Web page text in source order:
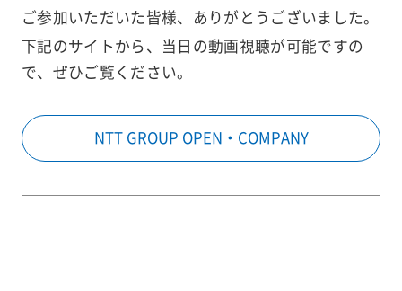
ご参加いただいた皆様、ありがとうございました。
下記のサイトから、当日の動画視聴が可能ですの
で、ぜひご覧ください。
NTT GROUP OPEN・COMPANY